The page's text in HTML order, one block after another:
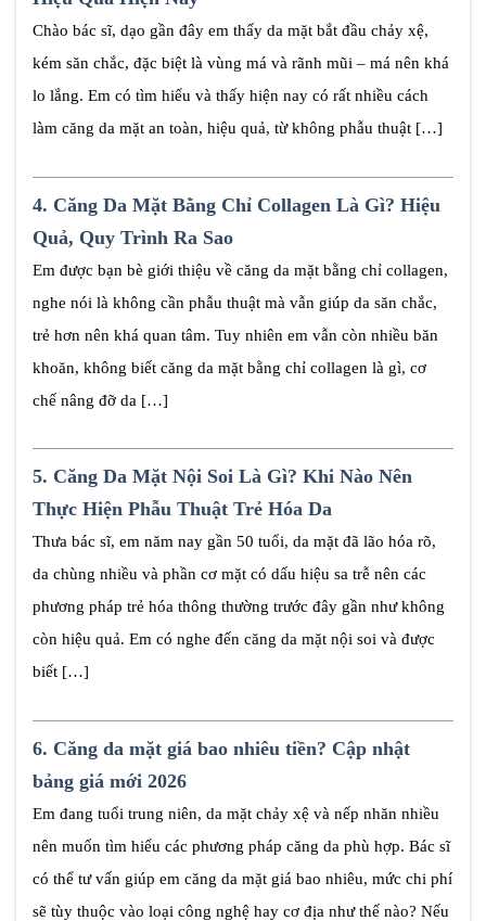
Chào bác sĩ, dạo gần đây em thấy da mặt bắt đầu chảy xệ,
kém săn chắc, đặc biệt là vùng má và rãnh mũi – má nên khá
lo lắng. Em có tìm hiểu và thấy hiện nay có rất nhiều cách
làm căng da mặt an toàn, hiệu quả, từ không phẫu thuật […]
4. Căng Da Mặt Bằng Chỉ Collagen Là Gì? Hiệu
Quả, Quy Trình Ra Sao
Em được bạn bè giới thiệu về căng da mặt bằng chỉ collagen,
nghe nói là không cần phẫu thuật mà vẫn giúp da săn chắc,
trẻ hơn nên khá quan tâm. Tuy nhiên em vẫn còn nhiều băn
khoăn, không biết căng da mặt bằng chỉ collagen là gì, cơ
chế nâng đỡ da […]
5. Căng Da Mặt Nội Soi Là Gì? Khi Nào Nên
Thực Hiện Phẫu Thuật Trẻ Hóa Da
Thưa bác sĩ, em năm nay gần 50 tuổi, da mặt đã lão hóa rõ,
da chùng nhiều và phần cơ mặt có dấu hiệu sa trễ nên các
phương pháp trẻ hóa thông thường trước đây gần như không
còn hiệu quả. Em có nghe đến căng da mặt nội soi và được
biết […]
6. Căng da mặt giá bao nhiêu tiền? Cập nhật
bảng giá mới 2026
Em đang tuổi trung niên, da mặt chảy xệ và nếp nhăn nhiều
nên muốn tìm hiểu các phương pháp căng da phù hợp. Bác sĩ
có thể tư vấn giúp em căng da mặt giá bao nhiêu, mức chi phí
sẽ tùy thuộc vào loại công nghệ hay cơ địa như thế nào? Nếu